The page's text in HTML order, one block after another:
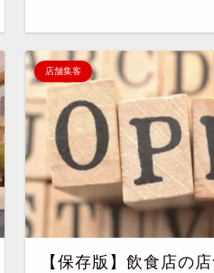
店舗集客
【保存版】飲食店の